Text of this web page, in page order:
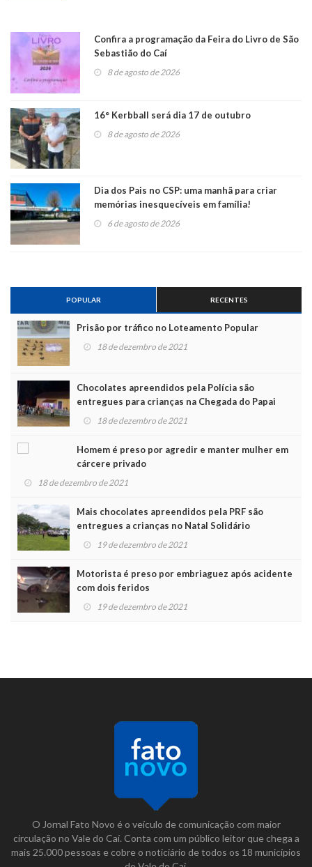
Confira a programação da Feira do Livro de São
Sebastião do Caí
8 de agosto de 2026
16° Kerbball será dia 17 de outubro
8 de agosto de 2026
Dia dos Pais no CSP: uma manhã para criar
memórias inesquecíveis em família!
6 de agosto de 2026
POPULAR RECENTES
Prisão por tráfico no Loteamento Popular
18 de dezembro de 2021
Chocolates apreendidos pela Polícia são
entregues para crianças na Chegada do Papai
Noel 18 de dezembro de 2021
Homem é preso por agredir e manter mulher em
cárcere privado
18 de dezembro de 2021
Mais chocolates apreendidos pela PRF são
entregues a crianças no Natal Solidário
19 de dezembro de 2021
Motorista é preso por embriaguez após acidente
com dois feridos
19 de dezembro de 2021
O Jornal Fato Novo é o veículo de comunicação com maior
circulação no Vale do Caí. Conta com um público leitor que chega a
mais 25.000 pessoas e cobre o noticiário de todos os 18 municípios